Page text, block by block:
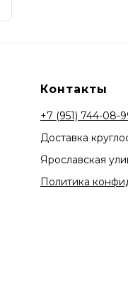
Контакты
+7 (951) 744-08-
Доставка
Ярославская
Политика